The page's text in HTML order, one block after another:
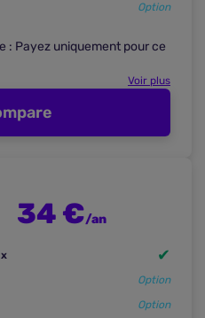
Option
: Payez uniquement pour ce
Voir plus
34 €/an
✔
Option
Option